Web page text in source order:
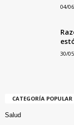
04/
30/
CATEGORÍA POPULAR
Salud